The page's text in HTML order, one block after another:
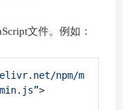
文件。例如：
npm/m
>